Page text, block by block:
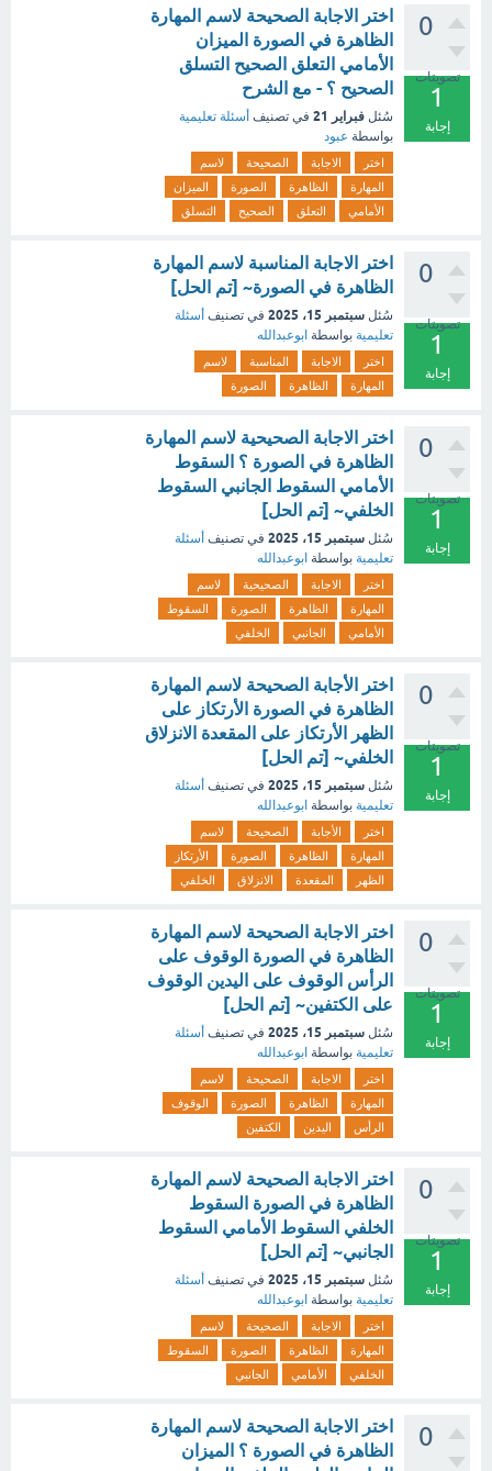
0
تصويتات
1
إجابة
اختر الاجابة الصحيحة لاسم المهارة
الظاهرة في الصورة الميزان
الأمامي التعلق الصحيح التسلق
الصحيح ؟ - مع الشرح
سُئل فبراير 21 في تصنيف أسئلة تعليمية
بواسطة عبود
اختر الاجابة الصحيحة
لاسم
المهارة
الظاهرة الصورة
الميزان
الأمامي
التعلق الصحيح التسلق
0
تصويتات
1
إجابة
اختر الاجابة المناسبة لاسم المهارة
الظاهرة في الصورة~ [تم الحل]
سُئل سبتمبر 15، 2025 في تصنيف أسئلة
تعليمية بواسطة ابوعبدالله
اختر الاجابة المناسبة
لاسم
المهارة
الظاهرة الصورة
0
تصويتات
1
إجابة
اختر الاجابة الصحيحية لاسم المهارة
الظاهرة في الصورة ؟ السقوط
الأمامي السقوط الجانبي السقوط
الخلفي~ [تم الحل]
سُئل سبتمبر 15، 2025 في تصنيف أسئلة
تعليمية بواسطة ابوعبدالله
اختر الاجابة الصحيحية
لاسم
المهارة
الظاهرة الصورة
السقوط
الأمامي
الجانبي الخلفي
0
تصويتات
1
إجابة
اختر الأجابة الصحيحة لاسم المهارة
الظاهرة في الصورة الأرتكاز على
الظهر الأرتكاز على المقعدة الانزلاق
الخلفي~ [تم الحل]
سُئل سبتمبر 15، 2025 في تصنيف أسئلة
تعليمية بواسطة ابوعبدالله
اختر الأجابة الصحيحة
لاسم
المهارة
الظاهرة الصورة
الأرتكاز
الظهر
المقعدة الانزلاق الخلفي
0
تصويتات
1
إجابة
اختر الاجابة الصحيحة لاسم المهارة
الظاهرة في الصورة الوقوف على
الرأس الوقوف على اليدين الوقوف
على الكتفين~ [تم الحل]
سُئل سبتمبر 15، 2025 في تصنيف أسئلة
تعليمية بواسطة ابوعبدالله
اختر الاجابة الصحيحة
لاسم
المهارة
الظاهرة الصورة
الوقوف
الرأس
اليدين الكتفين
0
تصويتات
1
إجابة
اختر الاجابة الصحيحة لاسم المهارة
الظاهرة في الصورة السقوط
الخلفي السقوط الأمامي السقوط
الجانبي~ [تم الحل]
سُئل سبتمبر 15، 2025 في تصنيف أسئلة
تعليمية بواسطة ابوعبدالله
اختر الاجابة الصحيحة
لاسم
المهارة
الظاهرة الصورة
السقوط
الخلفي
الأمامي الجانبي
0
اختر الاجابة الصحيحة لاسم المهارة
الظاهرة في الصورة ؟ الميزان